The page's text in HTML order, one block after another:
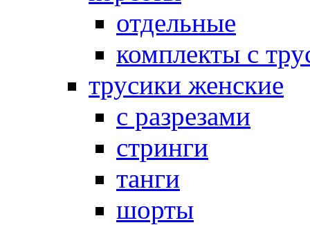
отдельные
комплекты с
трусики женские
с разрезами
стринги
танги
шорты